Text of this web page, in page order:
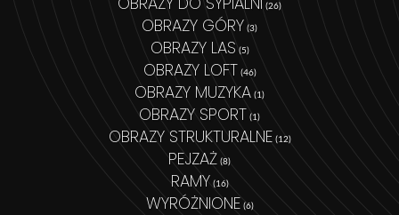
(26)
OBRAZY GÓRY (3)
OBRAZY LAS (5)
OBRAZY LOFT (46)
OBRAZY MUZYKA (1)
OBRAZY SPORT (1)
OBRAZY STRUKTURALNE (12)
PEJZAŻ (8)
RAMY (16)
WYRÓŻNIONE (6)